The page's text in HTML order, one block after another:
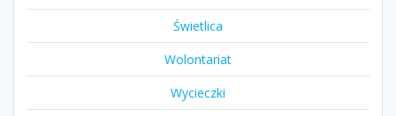
Świetlica
Wolontariat
Wycieczki